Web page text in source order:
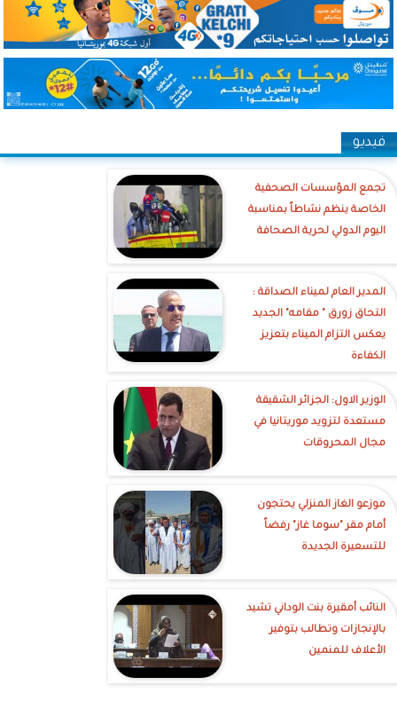
فيديو
تجمع المؤسسات الصحفية
الخاصة ينظم نشاطاً بمناسبة
اليوم الدولي لحرية الصحافة
‎المدير العام لميناء الصداقة :
التحاق زورق " مقامه" الجديد
يعكس التزام الميناء بتعزيز
الكفاءة
الوزير الاول: الجزائر الشقيقة
مستعدة لتزويد موريتانيا في
مجال المحروقات
موزعو الغاز المنزلي يحتجون
أمام مقر "سوما غاز" رفضاً
للتسعيرة الجديدة
النائب أمقيرة بنت الوداني تشيد
بالإنجازات وتطالب بتوفير
الأعلاف للمنمين